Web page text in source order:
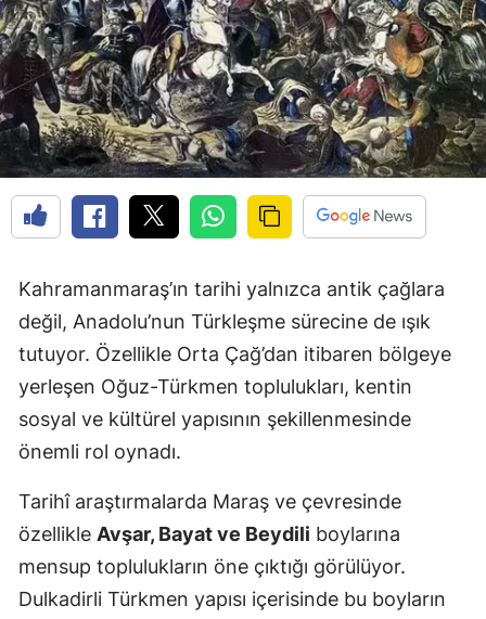
Kahramanmaraş’ın tarihi yalnızca antik çağlara
değil, Anadolu’nun Türkleşme sürecine de ışık
tutuyor. Özellikle Orta Çağ’dan itibaren bölgeye
yerleşen Oğuz-Türkmen toplulukları, kentin
sosyal ve kültürel yapısının şekillenmesinde
önemli rol oynadı.
Tarihî araştırmalarda Maraş ve çevresinde
özellikle Avşar, Bayat ve Beydili boylarına
mensup toplulukların öne çıktığı görülüyor.
Dulkadirli Türkmen yapısı içerisinde bu boyların